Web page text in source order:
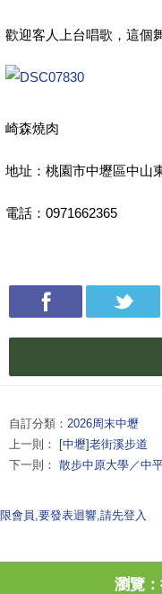
歡迎客人上台唱歌，這個
崎森燒肉
地址：桃園市中壢區中山
電話：0971662365
自訂分類： 2026周末中壢
上一則：
[中壢]老街溪步道
下一則： 散步中原大學／中
限會員,要發表迴響,請先登入
瀏覽：